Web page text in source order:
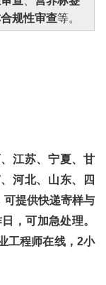
规性审查等。
江苏、宁夏、甘
河北、山东、四
可提供快递寄样与
，可加急处理。
工程师在线，2小